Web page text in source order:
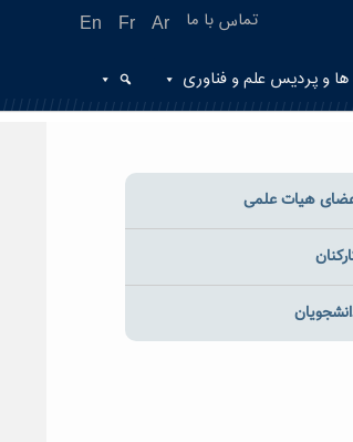
En Fr Ar تماس با ما
و پردیس علم و فناوری
هیات علمی